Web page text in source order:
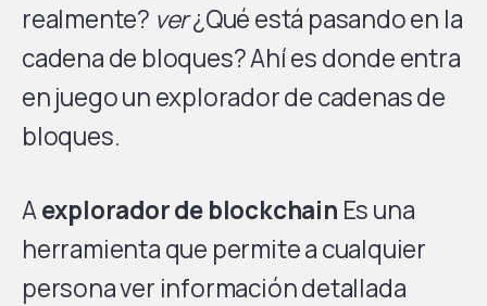
realmente? ver¿Qué está pasando en la
cadena de bloques? Ahí es donde entra
en juego un explorador de cadenas de
bloques.
Aexplorador de blockchain Es una
herramienta que permite a cualquier
persona ver información detallada